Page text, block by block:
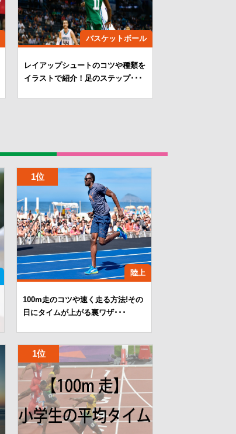
バスケットボール
レイアップシュートのコツや種類を
イラストで紹介！足のステップ･･･
陸上
100m走のコツや速く走る方法!その
日にタイムが上がる裏ワザ･･･